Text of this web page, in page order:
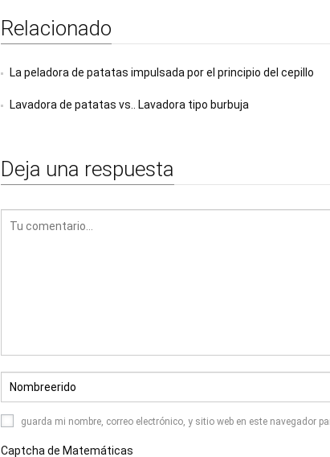
Relacionado
La peladora de patatas impulsada por el principio del cepillo
Lavadora de patatas vs.. Lavadora tipo burbuja
Deja una respuesta
guarda mi nombre, correo electrónico, y sitio web en este navegador
Captcha de Matemáticas